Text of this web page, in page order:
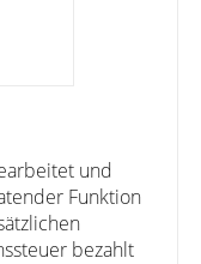
und
Funktion
bezahlt